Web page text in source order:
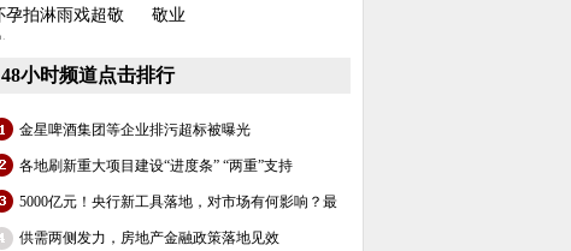
敬业
48小时频道点击排行
金星啤酒集团等企业排污超标被曝光
各地刷新重大项目建设“进度条” “两重”支持
5000亿元！央行新工具落地，对市场有何影响？最
供需两侧发力，房地产金融政策落地见效